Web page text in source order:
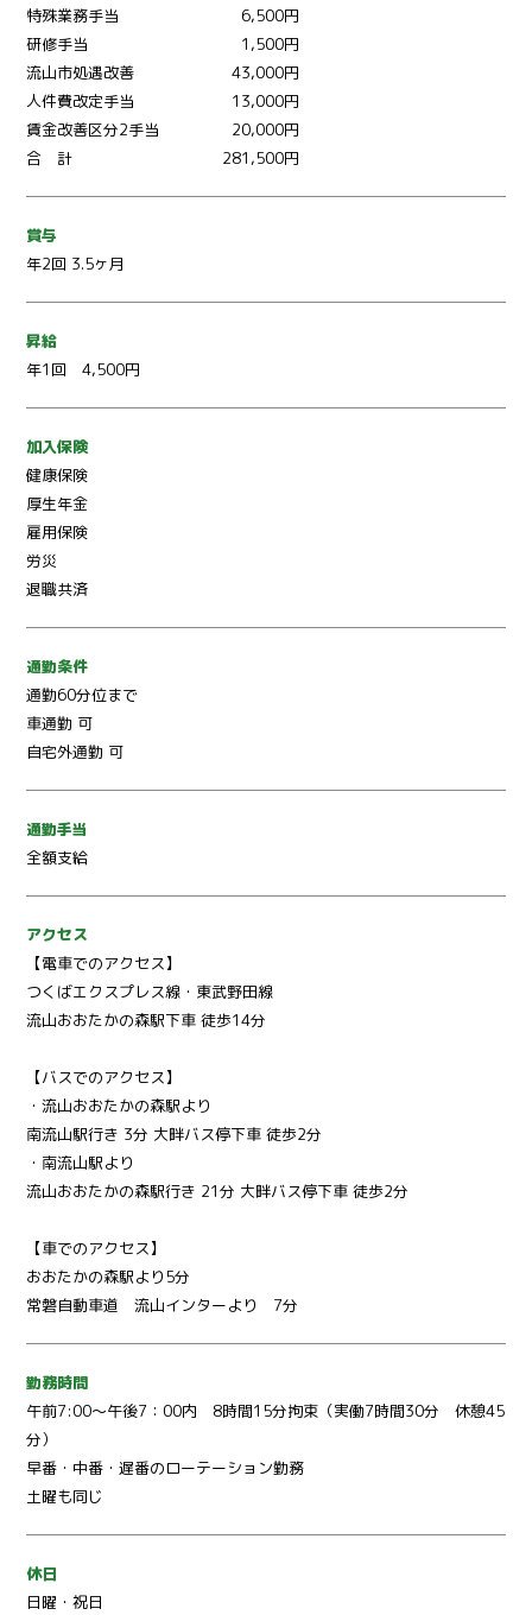
特殊業務手当
6,500円
研修手当
1,500円
流山市処遇改善
43,000円
人件費改定手当
13,000円
賃金改善区分2手当
20,000円
合 計
281,500円
賞与
年2回 3.5ヶ月
昇給
年1回 4,500円
加入保険
健康保険
厚生年金
雇用保険
労災
退職共済
通勤条件
通勤60分位まで
車通勤 可
自宅外通勤 可
通勤手当
全額支給
アクセス
【電車でのアクセス】
つくばエクスプレス線・東武野田線
流山おおたかの森駅下車 徒歩14分
【バスでのアクセス】
・流山おおたかの森駅より
南流山駅行き 3分 大畔バス停下車 徒歩2分
・南流山駅より
流山おおたかの森駅行き 21分 大畔バス停下車 徒歩2分
【車でのアクセス】
おおたかの森駅より5分
常磐自動車道 流山インターより 7分
勤務時間
午前7:00～午後7：00内 8時間15分拘束（実働7時間30分 休憩45
分）
早番・中番・遅番のローテーション勤務
土曜も同じ
休日
日曜・祝日